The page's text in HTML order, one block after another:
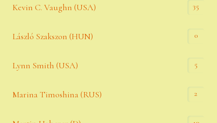
Kevin C. Vaughn (USA) 35
László Szakszon (HUN) 0
Lynn Smith (USA) 5
Marina Timoshina (RUS) 2